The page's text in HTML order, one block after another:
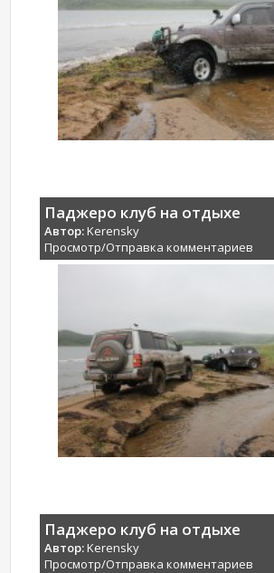
Паджеро клуб на отдыхе
Автор:Kerensky
Просмотр/Отправка комментариев
Паджеро клуб на отдыхе
Автор:Kerensky
Просмотр/Отправка комментариев